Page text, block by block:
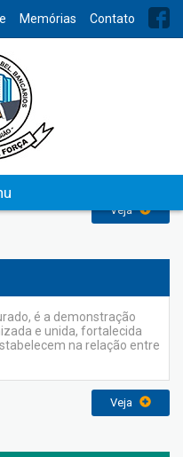
Memórias Contato
moral é uma conquista
na Campanha
um acordo aditivo à
tem adesão voluntária
Veja
é a demonstração
e unida, fortalecida
na relação entre
Veja